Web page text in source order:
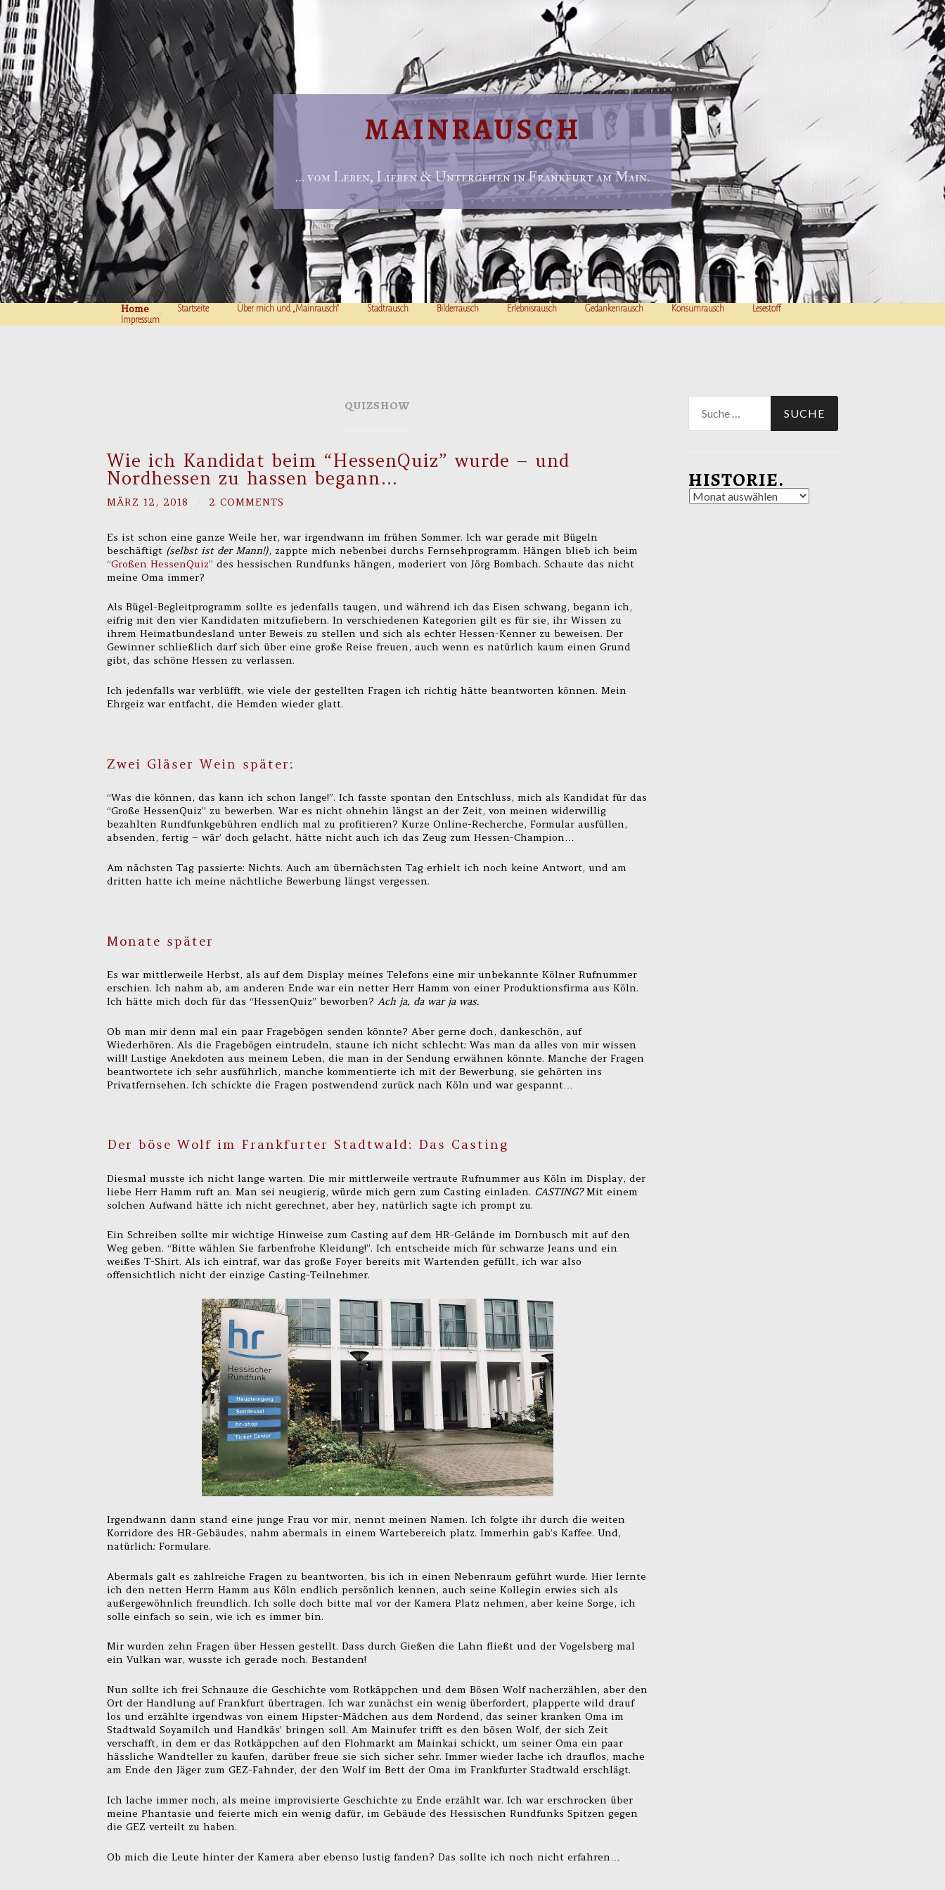
MAINRAUSCH
… vom Leben, Lieben & Untergehen in Frankfurt am Main.
Home Startseite Über mich und „Mainrausch“ Stadtrausch Bilderrausch Erlebnisrausch Gedankenrausch Konsumrausch
Lesestoff
Impressum
QUIZSHOW
Wie ich Kandidat beim “HessenQuiz” wurde – und
Nordhessen zu hassen begann…
MÄRZ 12, 2018 2 COMMENTS
Es ist schon eine ganze Weile her, war irgendwann im frühen Sommer. Ich war gerade mit Bügeln
beschäftigt (selbst ist der Mann!), zappte mich nebenbei durchs Fernsehprogramm. Hängen blieb ich beim
“Großen HessenQuiz” des hessischen Rundfunks hängen, moderiert von Jörg Bombach. Schaute das nicht
meine Oma immer?
Als Bügel-Begleitprogramm sollte es jedenfalls taugen, und während ich das Eisen schwang, begann ich,
eifrig mit den vier Kandidaten mitzufiebern. In verschiedenen Kategorien gilt es für sie, ihr Wissen zu
ihrem Heimatbundesland unter Beweis zu stellen und sich als echter Hessen-Kenner zu beweisen. Der
Gewinner schließlich darf sich über eine große Reise freuen, auch wenn es natürlich kaum einen Grund
gibt, das schöne Hessen zu verlassen.
Ich jedenfalls war verblüfft, wie viele der gestellten Fragen ich richtig hätte beantworten können. Mein
Ehrgeiz war entfacht, die Hemden wieder glatt.
Zwei Gläser Wein später:
“Was die können, das kann ich schon lange!”. Ich fasste spontan den Entschluss, mich als Kandidat für das
“Große HessenQuiz” zu bewerben. War es nicht ohnehin längst an der Zeit, von meinen widerwillig
bezahlten Rundfunkgebühren endlich mal zu profitieren? Kurze Online-Recherche, Formular ausfüllen,
absenden, fertig – wär’ doch gelacht, hätte nicht auch ich das Zeug zum Hessen-Champion…
Am nächsten Tag passierte: Nichts. Auch am übernächsten Tag erhielt ich noch keine Antwort, und am
dritten hatte ich meine nächtliche Bewerbung längst vergessen.
Monate später
Es war mittlerweile Herbst, als auf dem Display meines Telefons eine mir unbekannte Kölner Rufnummer
erschien. Ich nahm ab, am anderen Ende war ein netter Herr Hamm von einer Produktionsfirma aus Köln.
Ich hätte mich doch für das “HessenQuiz” beworben? Ach ja, da war ja was.
Ob man mir denn mal ein paar Fragebögen senden könnte? Aber gerne doch, dankeschön, auf
Wiederhören. Als die Fragebögen eintrudeln, staune ich nicht schlecht: Was man da alles von mir wissen
will! Lustige Anekdoten aus meinem Leben, die man in der Sendung erwähnen könnte. Manche der Fragen
beantwortete ich sehr ausführlich, manche kommentierte ich mit der Bewerbung, sie gehörten ins
Privatfernsehen. Ich schickte die Fragen postwendend zurück nach Köln und war gespannt…
Der böse Wolf im Frankfurter Stadtwald: Das Casting
Diesmal musste ich nicht lange warten. Die mir mittlerweile vertraute Rufnummer aus Köln im Display, der
liebe Herr Hamm ruft an. Man sei neugierig, würde mich gern zum Casting einladen. CASTING?Mit einem
solchen Aufwand hätte ich nicht gerechnet, aber hey, natürlich sagte ich prompt zu.
Ein Schreiben sollte mir wichtige Hinweise zum Casting auf dem HR-Gelände im Dornbusch mit auf den
Weg geben. “Bitte wählen Sie farbenfrohe Kleidung!”. Ich entscheide mich für schwarze Jeans und ein
weißes T-Shirt. Als ich eintraf, war das große Foyer bereits mit Wartenden gefüllt, ich war also
offensichtlich nicht der einzige Casting-Teilnehmer.
Irgendwann dann stand eine junge Frau vor mir, nennt meinen Namen. Ich folgte ihr durch die weiten
Korridore des HR-Gebäudes, nahm abermals in einem Wartebereich platz. Immerhin gab’s Kaffee. Und,
natürlich: Formulare.
Abermals galt es zahlreiche Fragen zu beantworten, bis ich in einen Nebenraum geführt wurde. Hier lernte
ich den netten Herrn Hamm aus Köln endlich persönlich kennen, auch seine Kollegin erwies sich als
außergewöhnlich freundlich. Ich solle doch bitte mal vor der Kamera Platz nehmen, aber keine Sorge, ich
solle einfach so sein, wie ich es immer bin.
Mir wurden zehn Fragen über Hessen gestellt. Dass durch Gießen die Lahn fließt und der Vogelsberg mal
ein Vulkan war, wusste ich gerade noch. Bestanden!
Nun sollte ich frei Schnauze die Geschichte vom Rotkäppchen und dem Bösen Wolf nacherzählen, aber den
Ort der Handlung auf Frankfurt übertragen. Ich war zunächst ein wenig überfordert, plapperte wild drauf
los und erzählte irgendwas von einem Hipster-Mädchen aus dem Nordend, das seiner kranken Oma im
Stadtwald Soyamilch und Handkäs’ bringen soll. Am Mainufer trifft es den bösen Wolf, der sich Zeit
verschafft, in dem er das Rotkäppchen auf den Flohmarkt am Mainkai schickt, um seiner Oma ein paar
hässliche Wandteller zu kaufen, darüber freue sie sich sicher sehr. Immer wieder lache ich drauflos, mache
am Ende den Jäger zum GEZ-Fahnder, der den Wolf im Bett der Oma im Frankfurter Stadtwald erschlägt.
Ich lache immer noch, als meine improvisierte Geschichte zu Ende erzählt war. Ich war erschrocken über
meine Phantasie und feierte mich ein wenig dafür, im Gebäude des Hessischen Rundfunks Spitzen gegen
die GEZ verteilt zu haben.
Ob mich die Leute hinter der Kamera aber ebenso lustig fanden? Das sollte ich noch nicht erfahren…
nach:
HISTORIE.
Historie.